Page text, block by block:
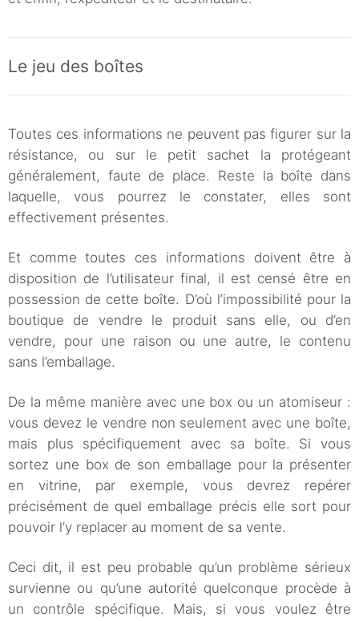
Le jeu des boîtes
Toutes ces informations ne peuvent pas figurer sur la
résistance, ou sur le petit sachet la protégeant
généralement, faute de place. Reste la boîte dans
laquelle, vous pourrez le constater, elles sont
effectivement présentes.
Et comme toutes ces informations doivent être à
disposition de l’utilisateur final, il est censé être en
possession de cette boîte. D’où l’impossibilité pour la
boutique de vendre le produit sans elle, ou d’en
vendre, pour une raison ou une autre, le contenu
sans l’emballage.
De la même manière avec une box ou un atomiseur :
vous devez le vendre non seulement avec une boîte,
mais plus spécifiquement avec sa boîte. Si vous
sortez une box de son emballage pour la présenter
en vitrine, par exemple, vous devrez repérer
précisément de quel emballage précis elle sort pour
pouvoir l’y replacer au moment de sa vente.
Ceci dit, il est peu probable qu’un problème sérieux
survienne ou qu’une autorité quelconque procède à
un contrôle spécifique. Mais, si vous voulez être